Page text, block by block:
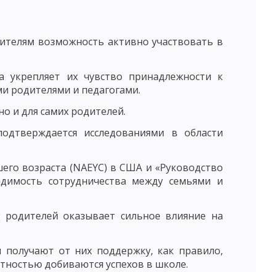
ПРОЦЕССА
И.Ф. ГЕРБАРТА И ДЖ. ДЬЮИ
ПРОБЛЕМНОЕ ОБУЧЕНИЕ
ПЕДАГОГИКА СОТРУДНИЧЕСТВА
возможность активно участвовать в
укрепляет их чувство принадлежности к
родителями и педагогами.
и для самих родителей.
исследованиями в области
возраста (NAEYC) в США и «Руководство
сотрудничества между семьями и
оказывает сильное влияние на
от них поддержку, как правило,
добиваются успехов в школе.